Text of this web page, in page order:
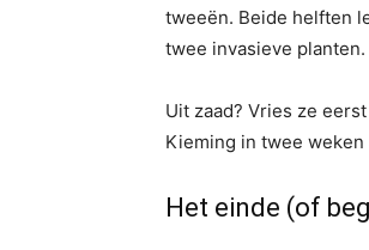
tweeën. Beide helften
twee invasieve planten.
Uit zaad? Vries ze
Kieming in twee
Het einde (of